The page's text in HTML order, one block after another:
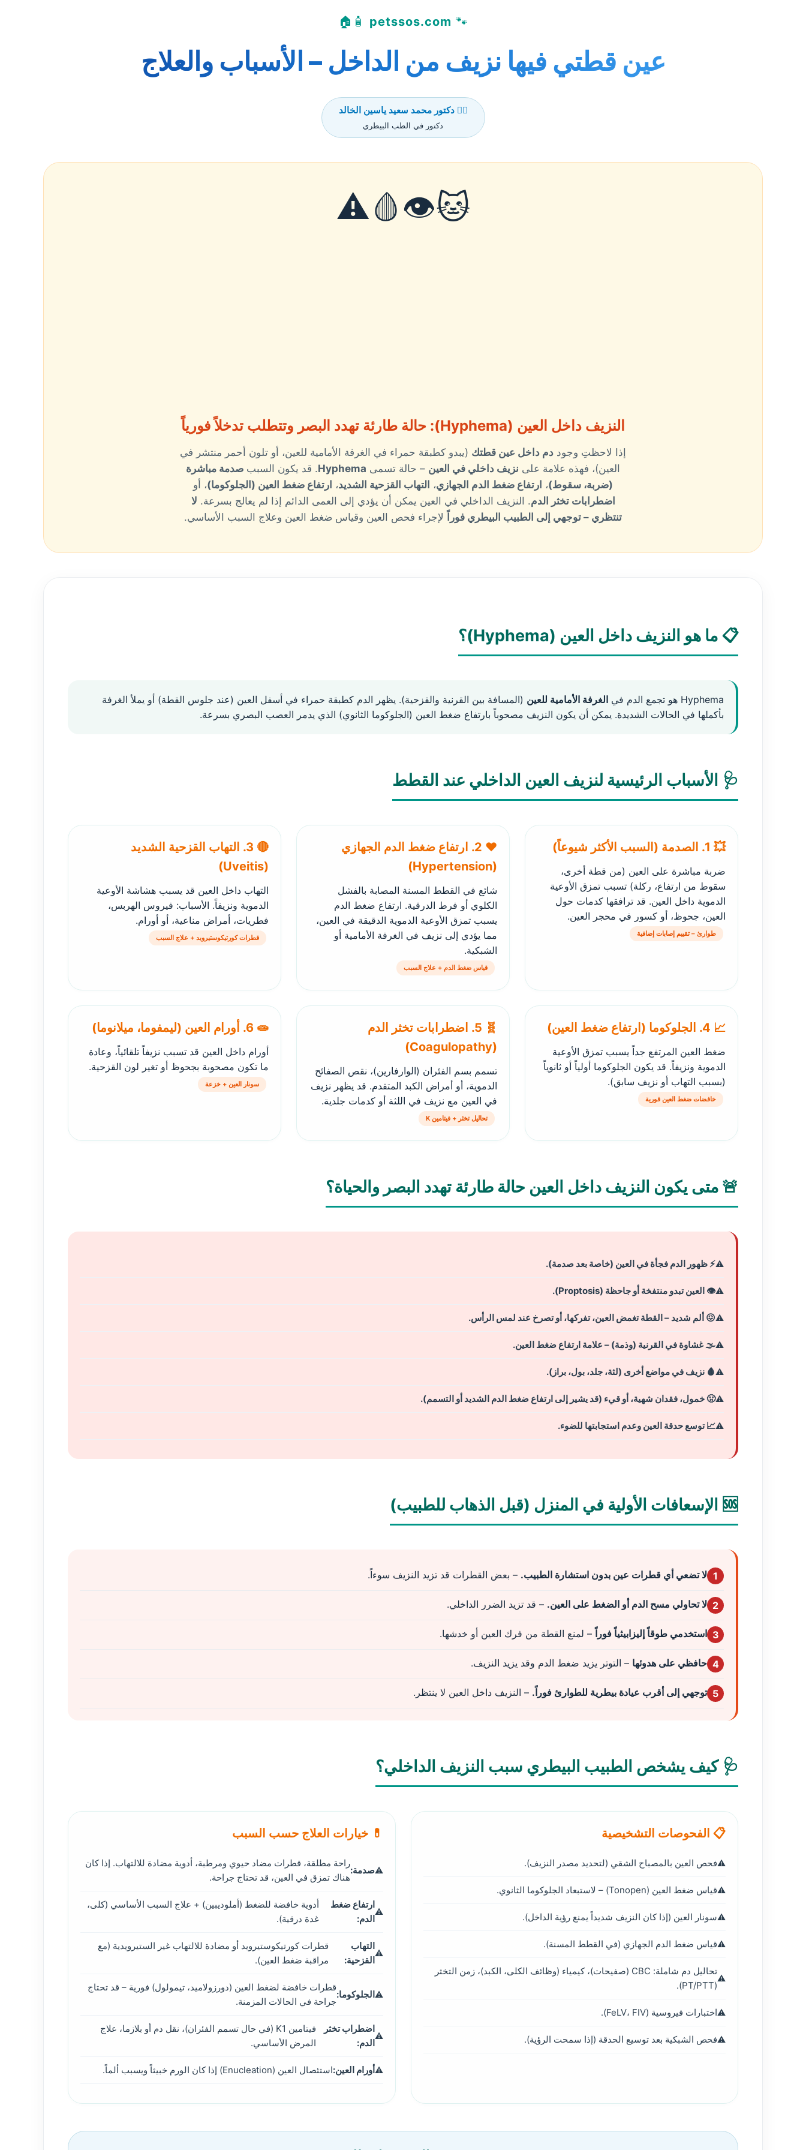
🐾
petssos.com
🧴🏠
عين قطتي فيها نزيف من الداخل – الأسباب والعلاج
👨‍⚕️ دكتور محمد سعيد ياسين الخالد
دكتور في الطب البيطري
🐱👁️🩸⚠️
النزيف داخل العين (Hyphema): حالة طارئة تهدد البصر وتتطلب تدخلاً فورياً
إذا لاحظتِ وجود دم داخل عين قطتك (يبدو كطبقة حمراء في الغرفة الأمامية للعين، أو تلون أحمر منتشر في
العين)، فهذه علامة على نزيف داخلي في العين – حالة تسمى Hyphema. قد يكون السبب صدمة مباشرة
(ضربة، سقوط)، ارتفاع ضغط الدم الجهازي، التهاب القزحية الشديد، ارتفاع ضغط العين (الجلوكوما)، أو
اضطرابات تخثر الدم. النزيف الداخلي في العين يمكن أن يؤدي إلى العمى الدائم إذا لم يعالج بسرعة. لا
تنتظري – توجهي إلى الطبيب البيطري فوراً
لإجراء فحص العين وقياس ضغط العين وعلاج السبب الأساسي.
📋 ما هو النزيف داخل العين (Hyphema)؟
Hyphema هو تجمع الدم في الغرفة الأمامية للعين (المسافة بين القرنية والقزحية). يظهر الدم كطبقة حمراء في أسفل العين (عند جلوس القطة) أو يملأ الغرفة
بأكملها في الحالات الشديدة. يمكن أن يكون النزيف مصحوباً بارتفاع ضغط العين (الجلوكوما الثانوي) الذي يدمر العصب البصري بسرعة.
🩺 الأسباب الرئيسية لنزيف العين الداخلي عند القطط
💥 1. الصدمة (السبب الأكثر شيوعاً)
ضربة مباشرة على العين (من قطة أخرى،
سقوط من ارتفاع، ركلة) تسبب تمزق الأوعية
الدموية داخل العين. قد ترافقها كدمات حول
العين، جحوظ، أو كسور في محجر العين.
طوارئ – تقييم إصابات إضافية
❤️ 2. ارتفاع ضغط الدم الجهازي
(Hypertension)
شائع في القطط المسنة المصابة بالفشل
الكلوي أو فرط الدرقية. ارتفاع ضغط الدم
يسبب تمزق الأوعية الدموية الدقيقة في العين،
مما يؤدي إلى نزيف في الغرفة الأمامية أو
الشبكية.
قياس ضغط الدم + علاج السبب
🔴 3. التهاب القزحية الشديد
(Uveitis)
التهاب داخل العين قد يسبب هشاشة الأوعية
الدموية ونزيفاً. الأسباب: فيروس الهربس،
فطريات، أمراض مناعية، أو أورام.
قطرات كورتيكوستيرويد + علاج السبب
📈 4. الجلوكوما (ارتفاع ضغط العين)
ضغط العين المرتفع جداً يسبب تمزق الأوعية
الدموية ونزيفاً. قد يكون الجلوكوما أولياً أو ثانوياً
(بسبب التهاب أو نزيف سابق).
خافضات ضغط العين فورية
🧬 5. اضطرابات تخثر الدم
(Coagulopathy)
تسمم بسم الفئران (الوارفارين)، نقص الصفائح
الدموية، أو أمراض الكبد المتقدم. قد يظهر نزيف
في العين مع نزيف في اللثة أو كدمات جلدية.
تحاليل تخثر + فيتامين K
🧫 6. أورام العين (ليمفوما، ميلانوما)
أورام داخل العين قد تسبب نزيفاً تلقائياً، وعادة
ما تكون مصحوبة بجحوظ أو تغير لون القزحية.
سونار العين + خزعة
🚨 متى يكون النزيف داخل العين حالة طارئة تهدد البصر والحياة؟
⚡ ظهور الدم فجأة في العين (خاصة بعد صدمة).
👁️ العين تبدو منتفخة أو جاحظة (Proptosis).
😖 ألم شديد – القطة تغمض العين، تفركها، أو تصرخ عند لمس الرأس.
🌫️ غشاوة في القرنية (وذمة) – علامة ارتفاع ضغط العين.
🩸 نزيف في مواضع أخرى (لثة، جلد، بول، براز).
🤢 خمول، فقدان شهية، أو قيء (قد يشير إلى ارتفاع ضغط الدم الشديد أو التسمم).
📈 توسع حدقة العين وعدم استجابتها للضوء.
🆘 الإسعافات الأولية في المنزل (قبل الذهاب للطبيب)
1 لا تضعي أي قطرات عين بدون استشارة الطبيب. – بعض القطرات قد تزيد النزيف سوءاً.
2 لا تحاولي مسح الدم أو الضغط على العين. – قد تزيد الضرر الداخلي.
3 استخدمي طوقاً إليزابيثياً فوراً – لمنع القطة من فرك العين أو خدشها.
4 حافظي على هدوئها – التوتر يزيد ضغط الدم وقد يزيد النزيف.
5 توجهي إلى أقرب عيادة بيطرية للطوارئ فوراً. – النزيف داخل العين لا ينتظر.
🩺 كيف يشخص الطبيب البيطري سبب النزيف الداخلي؟
📋 الفحوصات التشخيصية
فحص العين بالمصباح الشقي (لتحديد مصدر النزيف).
قياس ضغط العين (Tonopen) – لاستبعاد الجلوكوما الثانوي.
سونار العين (إذا كان النزيف شديداً يمنع رؤية الداخل).
قياس ضغط الدم الجهازي (في القطط المسنة).
تحاليل دم شاملة: CBC (صفيحات)، كيمياء (وظائف الكلى، الكبد)، زمن التخثر
(PT/PTT).
اختبارات فيروسية (FeLV، FIV).
فحص الشبكية بعد توسيع الحدقة (إذا سمحت الرؤية).
💊 خيارات العلاج حسب السبب
صدمة:
راحة مطلقة، قطرات مضاد حيوي ومرطبة، أدوية مضادة للالتهاب. إذا كان
هناك تمزق في العين، قد تحتاج جراحة.
ارتفاع ضغط
الدم:
أدوية خافضة للضغط (أملوديبين) + علاج السبب الأساسي (كلى،
غدة درقية).
التهاب
القزحية:
قطرات كورتيكوستيرويد أو مضادة للالتهاب غير الستيرويدية (مع
مراقبة ضغط العين).
الجلوكوما:
قطرات خافضة لضغط العين (دورزولاميد، تيمولول) فورية – قد تحتاج
جراحة في الحالات المزمنة.
اضطراب تخثر
الدم:
فيتامين K1 (في حال تسمم الفئران)، نقل دم أو بلازما، علاج
المرض الأساسي.
أورام العين:استئصال العين (Enucleation) إذا كان الورم خبيثاً ويسبب ألماً.